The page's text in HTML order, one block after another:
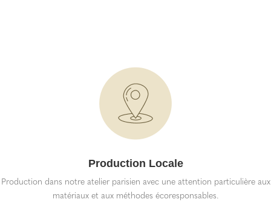
Production Locale
Production dans notre atelier parisien avec une attention particulière aux
matériaux et aux méthodes écoresponsables.